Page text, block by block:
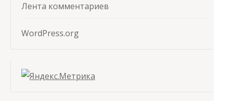
Лента комментариев
WordPress.org